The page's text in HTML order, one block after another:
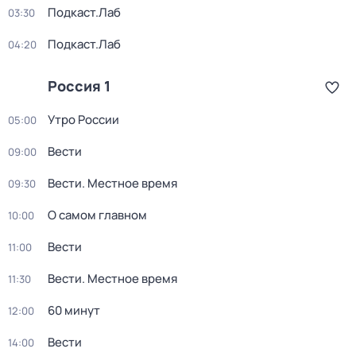
03:30 Подкаст.Лаб
04:20 Подкаст.Лаб
Россия 1
05:00 Утро России
09:00 Вести
09:30 Вести. Местное время
10:00 О самом главном
11:00 Вести
11:30 Вести. Местное время
12:00 60 минут
14:00 Вести